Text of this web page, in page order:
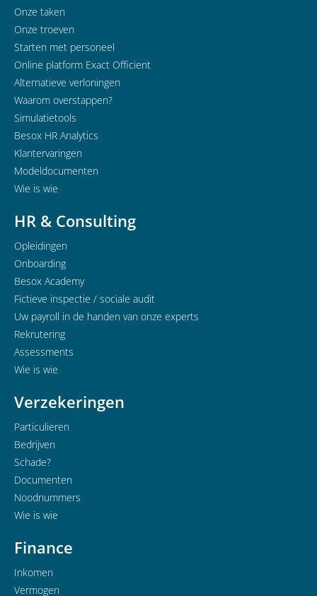
Onze taken
Onze troeven
Starten met personeel
Online platform Exact Officient
Alternatieve verloningen
Waarom overstappen?
Simulatietools
Besox HR Analytics
Klantervaringen
Modeldocumenten
Wie is wie
HR & Consulting
Opleidingen
Onboarding
Besox Academy
Fictieve inspectie / sociale audit
Uw payroll in de handen van onze experts
Rekrutering
Assessments
Wie is wie
Verzekeringen
Particulieren
Bedrijven
Schade?
Documenten
Noodnummers
Wie is wie
Finance
Inkomen
Vermogen